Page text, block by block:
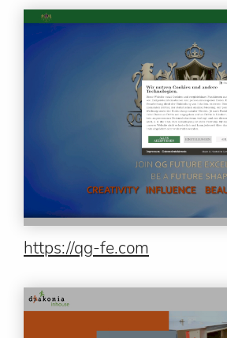
https://qg-fe.com